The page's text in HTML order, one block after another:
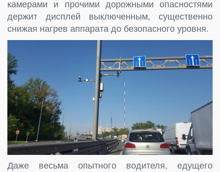
камерами и прочими дорожными опасностями
держит дисплей выключенным, существенно
снижая нагрев аппарата до безопасного уровня.
Даже весьма опытного водителя, едущего